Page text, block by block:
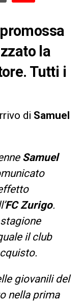
la
Tutti i
di Samuel
Samuel
FC Zurigo.
il club
giovanili del
nella prima